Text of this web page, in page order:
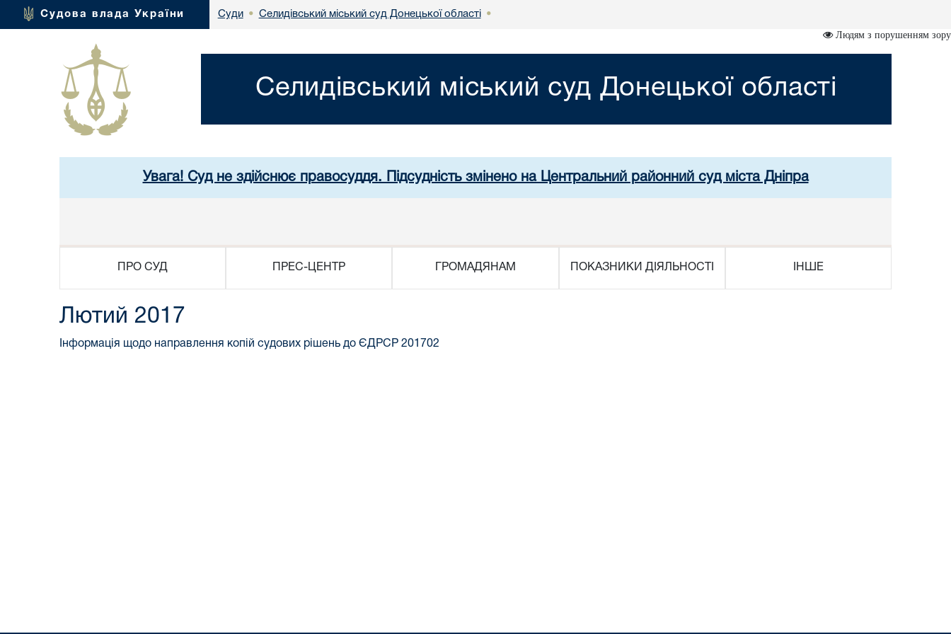
Судова влада України Суди • Селидівський міський суд Донецької області •
Людям з порушенням зору
Селидівський міський суд Донецької області
Увага! Суд не здійснює правосуддя. Підсудність змінено на Центральний районний суд міста Дніпра
ПРО СУД ПРЕС-ЦЕНТР ГРОМАДЯНАМ ПОКАЗНИКИ ДІЯЛЬНОСТІ ІНШЕ
Лютий 2017
Інформація щодо направлення копій судових рішень до ЄДРСР 201702